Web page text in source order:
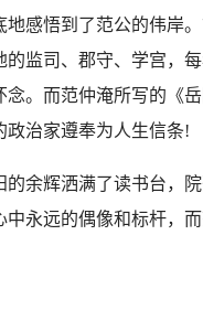
地感悟到了范公的伟岸
的监司、郡守、学宫，
念。而范仲淹所写的《
政治家遵奉为人生信条!
辉洒满了读书台，院
中永远的偶像和标杆，